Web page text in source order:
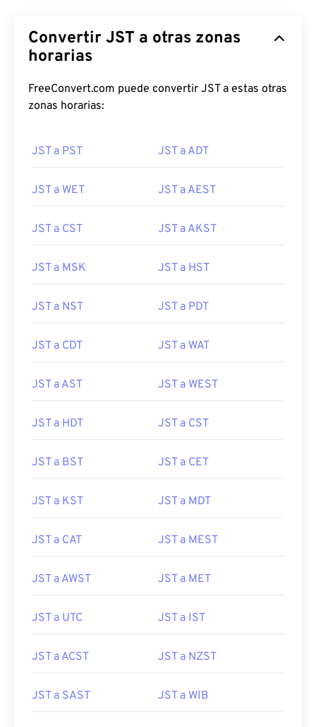
Convertir JST a otras zonas
horarias
FreeConvert.com puede convertir JST a estas otras
zonas horarias:
JST a PST JST a ADT
JST a WET JST a AEST
JST a CST JST a AKST
JST a MSK JST a HST
JST a NST JST a PDT
JST a CDT JST a WAT
JST a AST JST a WEST
JST a HDT JST a CST
JST a BST JST a CET
JST a KST JST a MDT
JST a CAT JST a MEST
JST a AWST JST a MET
JST a UTC JST a IST
JST a ACST JST a NZST
JST a SAST JST a WIB